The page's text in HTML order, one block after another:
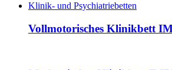
Klinik- und Psychiatriebetten
Vollmotorisches Klinikbett